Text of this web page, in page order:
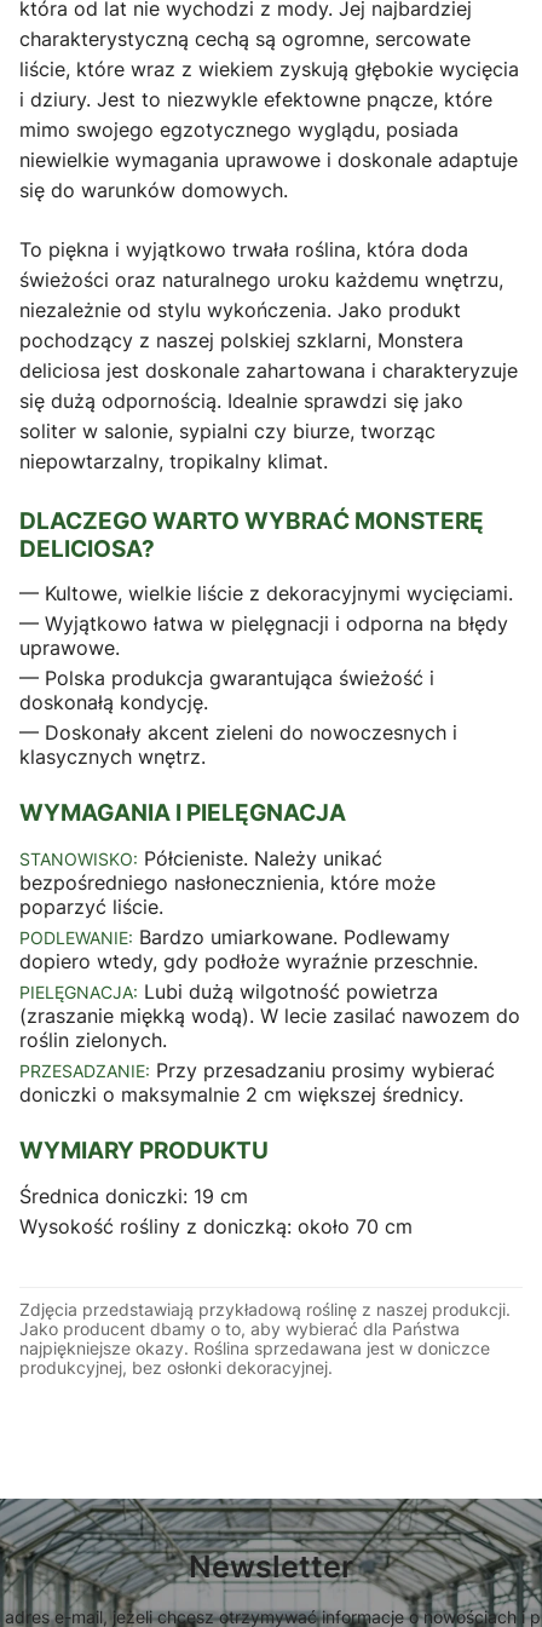
która od lat nie wychodzi z mody. Jej najbardziej
charakterystyczną cechą są ogromne, sercowate
liście, które wraz z wiekiem zyskują głębokie wycięcia
i dziury. Jest to niezwykle efektowne pnącze, które
mimo swojego egzotycznego wyglądu, posiada
niewielkie wymagania uprawowe i doskonale adaptuje
się do warunków domowych.
To piękna i wyjątkowo trwała roślina, która doda
świeżości oraz naturalnego uroku każdemu wnętrzu,
niezależnie od stylu wykończenia. Jako produkt
pochodzący z naszej polskiej szklarni, Monstera
deliciosa jest doskonale zahartowana i charakteryzuje
się dużą odpornością. Idealnie sprawdzi się jako
soliter w salonie, sypialni czy biurze, tworząc
niepowtarzalny, tropikalny klimat.
DLACZEGO WARTO WYBRAĆ MONSTERĘ
DELICIOSA?
— Kultowe, wielkie liście z dekoracyjnymi wycięciami.
— Wyjątkowo łatwa w pielęgnacji i odporna na błędy
uprawowe.
— Polska produkcja gwarantująca świeżość i
doskonałą kondycję.
— Doskonały akcent zieleni do nowoczesnych i
klasycznych wnętrz.
WYMAGANIA I PIELĘGNACJA
STANOWISKO: Półcieniste. Należy unikać
bezpośredniego nasłonecznienia, które może
poparzyć liście.
PODLEWANIE: Bardzo umiarkowane. Podlewamy
dopiero wtedy, gdy podłoże wyraźnie przeschnie.
PIELĘGNACJA: Lubi dużą wilgotność powietrza
(zraszanie miękką wodą). W lecie zasilać nawozem do
roślin zielonych.
PRZESADZANIE: Przy przesadzaniu prosimy wybierać
doniczki o maksymalnie 2 cm większej średnicy.
WYMIARY PRODUKTU
Średnica doniczki: 19 cm
Wysokość rośliny z doniczką: około 70 cm
Zdjęcia przedstawiają przykładową roślinę z naszej produkcji.
Jako producent dbamy o to, aby wybierać dla Państwa
najpiękniejsze okazy. Roślina sprzedawana jest w doniczce
produkcyjnej, bez osłonki dekoracyjnej.
Newsletter
adres e-mail, jeżeli chcesz otrzymywać informacje o nowościach i